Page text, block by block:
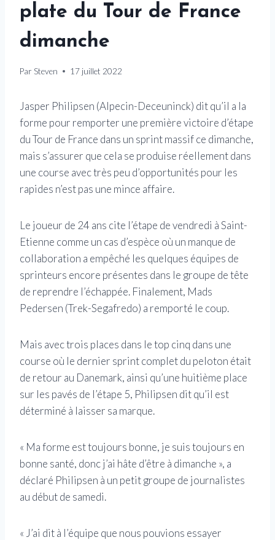
plate du Tour de France
dimanche
Par Steven 17 juillet 2022
Jasper Philipsen (Alpecin-Deceuninck) dit qu’il a la
forme pour remporter une première victoire d’étape
du Tour de France dans un sprint massif ce dimanche,
mais s’assurer que cela se produise réellement dans
une course avec très peu d’opportunités pour les
rapides n’est pas une mince affaire.
Le joueur de 24 ans cite l’étape de vendredi à Saint-
Etienne comme un cas d’espèce où un manque de
collaboration a empêché les quelques équipes de
sprinteurs encore présentes dans le groupe de tête
de reprendre l’échappée. Finalement, Mads
Pedersen (Trek-Segafredo) a remporté le coup.
Mais avec trois places dans le top cinq dans une
course où le dernier sprint complet du peloton était
de retour au Danemark, ainsi qu’une huitième place
sur les pavés de l’étape 5, Philipsen dit qu’il est
déterminé à laisser sa marque.
« Ma forme est toujours bonne, je suis toujours en
bonne santé, donc j’ai hâte d’être à dimanche », a
déclaré Philipsen à un petit groupe de journalistes
au début de samedi.
« J’ai dit à l’équipe que nous pouvions essayer